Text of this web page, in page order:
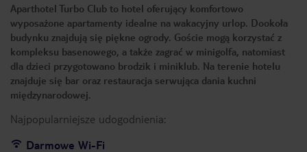
Aparthotel Turbo Club to hotel oferujący komfortowo
wyposażone apartamenty idealne na wakacyjny urlop. Dookoła
budynku znajdują się piękne ogrody. Goście mogą korzystać z
kompleksu basenowego, a także zagrać w minigolfa, natomiast
dla dzieci przygotowano brodzik i miniklub. Na terenie hotelu
znajduje się bar oraz restauracja serwująca dania kuchni
międzynarodowej.
Najpopularniejsze udogodnienia:
Darmowe Wi-Fi